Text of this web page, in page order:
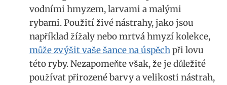
vodními hmyzem, larvami a malými
rybami. Použití živé⁣ nástrahy, jako ‍jsou
například žížaly nebo ⁣mrtvá hmyzí kolekce,
může zvýšit⁤ vaše šance na ‌úspěchpři lovu
této ryby. ​Nezapomeňte však, že je‌ důležité
používat přirozené barvy a velikosti nástrah,